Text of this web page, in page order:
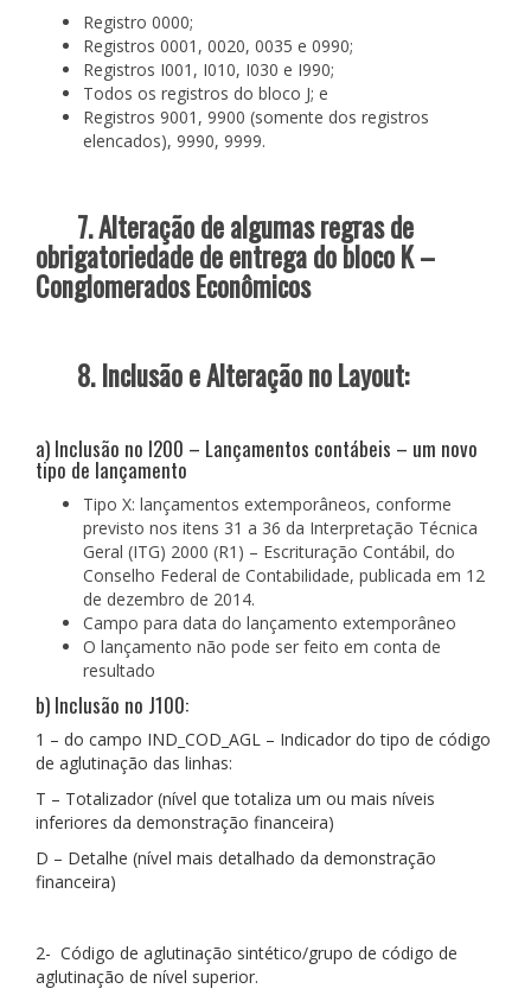
Registro 0000;
Registros 0001, 0020, 0035 e 0990;
Registros I001, I010, I030 e I990;
Todos os registros do bloco J; e
Registros 9001, 9900 (somente dos registros
elencados), 9990, 9999.
7. Alteração de algumas regras de
obrigatoriedade de entrega do bloco K –
Conglomerados Econômicos
8. Inclusão e Alteração no Layout:
a) Inclusão no I200 – Lançamentos contábeis – um novo
tipo de lançamento
Tipo X: lançamentos extemporâneos, conforme
previsto nos itens 31 a 36 da Interpretação Técnica
Geral (ITG) 2000 (R1) – Escrituração Contábil, do
Conselho Federal de Contabilidade, publicada em 12
de dezembro de 2014.
Campo para data do lançamento extemporâneo
O lançamento não pode ser feito em conta de
resultado
b) Inclusão no J100:
1 – do campo IND_COD_AGL – Indicador do tipo de código
de aglutinação das linhas:
T – Totalizador (nível que totaliza um ou mais níveis
inferiores da demonstração financeira)
D – Detalhe (nível mais detalhado da demonstração
financeira)
2- Código de aglutinação sintético/grupo de código de
aglutinação de nível superior.